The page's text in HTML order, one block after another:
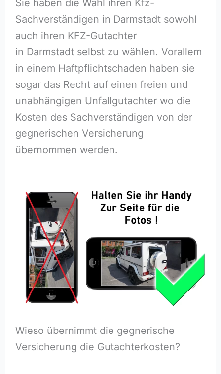
Sie haben die Wahl ihren Kfz-
Sachverständigen in Darmstadt sowohl
auch ihren KFZ-Gutachter
in Darmstadt selbst zu wählen. Vorallem
in einem Haftpflichtschaden haben sie
sogar das Recht auf einen freien und
unabhängigen Unfallgutachter wo die
Kosten des Sachverständigen von der
gegnerischen Versicherung
übernommen werden.
Wieso übernimmt die gegnerische
Versicherung die Gutachterkosten?